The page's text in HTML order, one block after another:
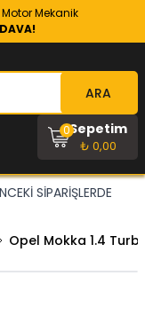
Motor Mekanik
ARA
Sepetim
₺ 0,00
0
SİPARİŞLERDE
Opel Mokka 1.4